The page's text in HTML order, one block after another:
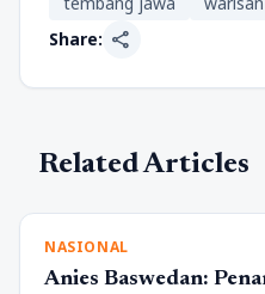
Share: share
Related Articles
NASIONAL
Anies Baswedan: